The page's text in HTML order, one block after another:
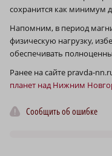
сохранится как минимум
Напомним, в период
физическую нагрузку,
обеспечивать
Ранее на сайте pravda-
планет над Нижним
Сообщить об ошибке